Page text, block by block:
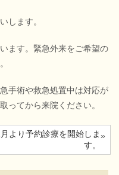
します。
ます。緊急外来をご希望の
手術や救急処置中は対応が
ってから来院ください。
より予約診療を開始しま
す。
»